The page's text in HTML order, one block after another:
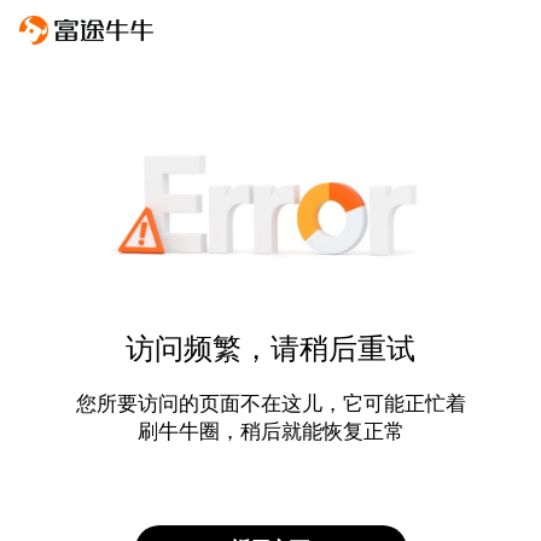
访问频繁，请稍后重试
您所要访问的页面不在这儿，它可能正忙着
刷牛牛圈，稍后就能恢复正常